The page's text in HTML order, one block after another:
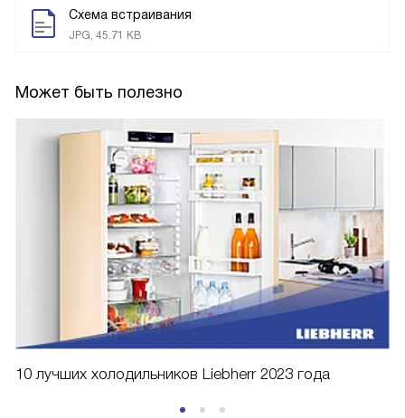
Схема встраивания
JPG, 45.71 KB
Может быть полезно
10 лучших холодильников Liebherr 2023 года